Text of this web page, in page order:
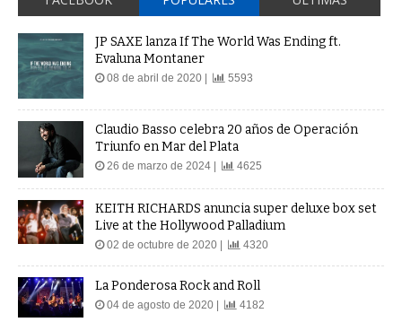
JP SAXE lanza If The World Was Ending ft.
Evaluna Montaner
08 de abril de 2020 | 5593
Claudio Basso celebra 20 años de Operación
Triunfo en Mar del Plata
26 de marzo de 2024 | 4625
KEITH RICHARDS anuncia super deluxe box set
Live at the Hollywood Palladium
02 de octubre de 2020 | 4320
La Ponderosa Rock and Roll
04 de agosto de 2020 | 4182